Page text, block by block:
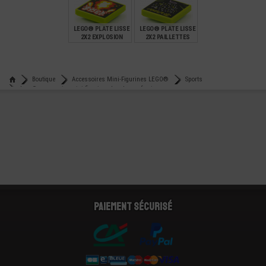
0,68 0,59
LEGO® PLATE LISSE
2X2 EXPLOSION
LEGO® PLATE LISSE
2X2 PAILLETTES
Boutique
Accessoires Mini-Figurines LEGO®
Sports
Lego® accessoire mini-figurine planche surf neige
Paiement sécurisé